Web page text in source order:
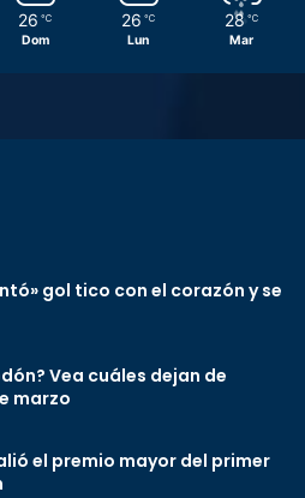
26 ℃
Dom
26 ℃
Lun
28 ℃
Mar
gol tico con el corazón y se
Vea cuáles dejan de
marzo
el premio mayor del primer